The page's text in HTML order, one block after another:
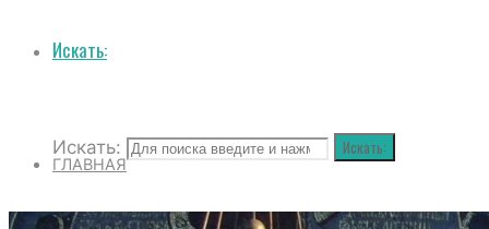
Искать:
Искать: Искать:
ГЛАВНАЯ